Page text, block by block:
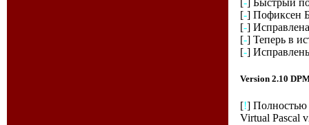
[-] Пофиксен
[-]
[-] Теперь в
[-]
Version 2.10
[!] Полностью
Virtual Pascal